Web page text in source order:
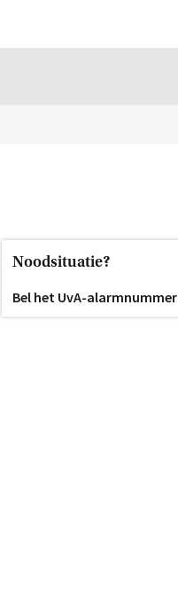
Noodsituatie?
Bel het UvA-alarmnummer
chevron-right